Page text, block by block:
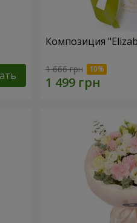
Композиция
1 666 грн